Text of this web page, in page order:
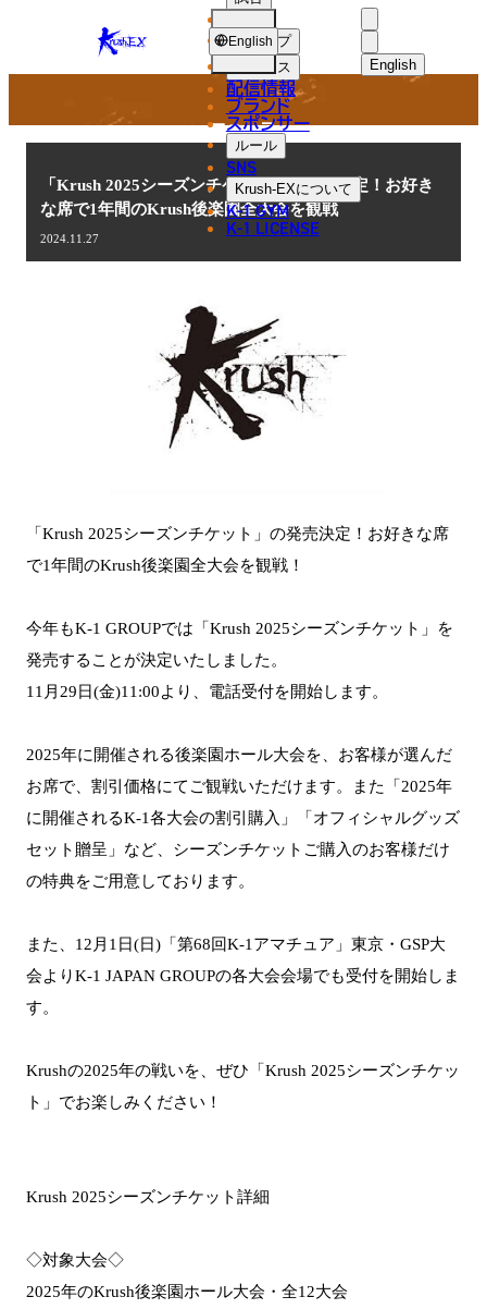
KRUSH-
EX
English
中文（繁體
ショップ
ニュース
配信情報
ブランド
スポンサー
ルール
SNS
Krush-EXについて
K-1 GYM
K-1 LICENSE
English
NEWS
ニュース
「Krush 2025シーズンチケット」の発売決定！お好き
な席で1年間のKrush後楽園全大会を観戦
2024.11.27
「Krush 2025シーズンチケット」の発売決定！お好きな席
で1年間のKrush後楽園全大会を観戦！
今年もK-1 GROUPでは「Krush 2025シーズンチケット」を
発売することが決定いたしました。
11月29日(金)11:00より、電話受付を開始します。
2025年に開催される後楽園ホール大会を、お客様が選んだ
お席で、割引価格にてご観戦いただけます。また「2025年
に開催されるK-1各大会の割引購入」「オフィシャルグッズ
セット贈呈」など、シーズンチケットご購入のお客様だけ
の特典をご用意しております。
また、12月1日(日)「第68回K-1アマチュア」東京・GSP大
会よりK-1 JAPAN GROUPの各大会会場でも受付を開始しま
す。
Krushの2025年の戦いを、ぜひ「Krush 2025シーズンチケッ
ト」でお楽しみください！
Krush 2025シーズンチケット詳細
◇対象大会◇
2025年のKrush後楽園ホール大会・全12大会